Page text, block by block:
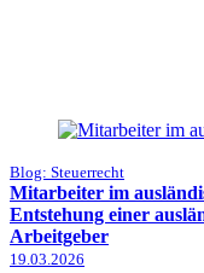
Blog: Steuerrecht
Mitarbeiter im
Entstehung einer
Arbeitgeber
19.03.2026